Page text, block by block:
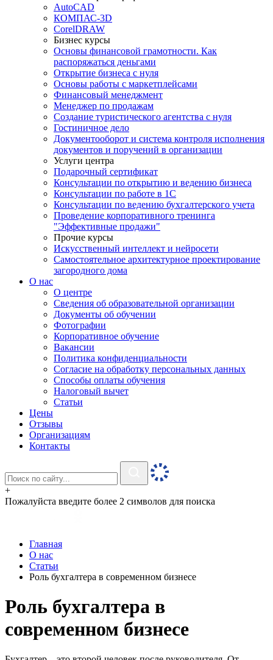
AutoCAD
КОМПАС-3D
CorelDRAW
Бизнес курсы
Основы финансовой грамотности. Как
распоряжаться деньгами
Открытие бизнеса с нуля
Основы работы с маркетплейсами
Финансовый менеджмент
Менеджер по продажам
Создание туристического агентства с нуля
Гостиничное дело
Документооборот и система контроля исполнения
документов и поручений в организации
Услуги центра
Подарочный сертификат
Консультации по открытию и ведению бизнеса
Консультации по работе в 1С
Консультации по ведению бухгалтерского учета
Проведение корпоративного тренинга
"Эффективные продажи"
Прочие курсы
Искусственный интеллект и нейросети
Самостоятельное архитектурное проектирование
загородного дома
О нас
О центре
Сведения об образовательной организации
Документы об обучении
Фотографии
Корпоративное обучение
Вакансии
Политика конфиденциальности
Согласие на обработку персональных данных
Способы оплаты обучения
Налоговый вычет
Статьи
Цены
Отзывы
Организациям
Контакты
+
Пожалуйста введите более 2 символов для поиска
Главная
О нас
Статьи
Роль бухгалтера в современном бизнесе
Роль бухгалтера в
современном бизнесе